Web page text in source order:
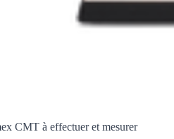
CMT à effectuer et mesurer